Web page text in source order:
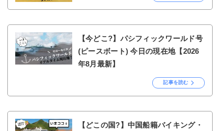
【今どこ?】パシフィックワールド号
(ピースボート) 今日の現在地【2026
年8月最新】
記事を読む
【どこの国?】中国船籍バイキング・